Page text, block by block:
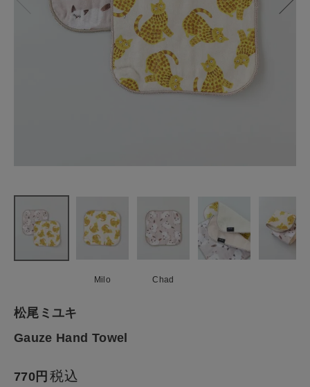
ファッション雑貨
食品
ギフト
ブランド
Milo Chad
松尾ミユキ
Gauze Hand Towel
770 税込